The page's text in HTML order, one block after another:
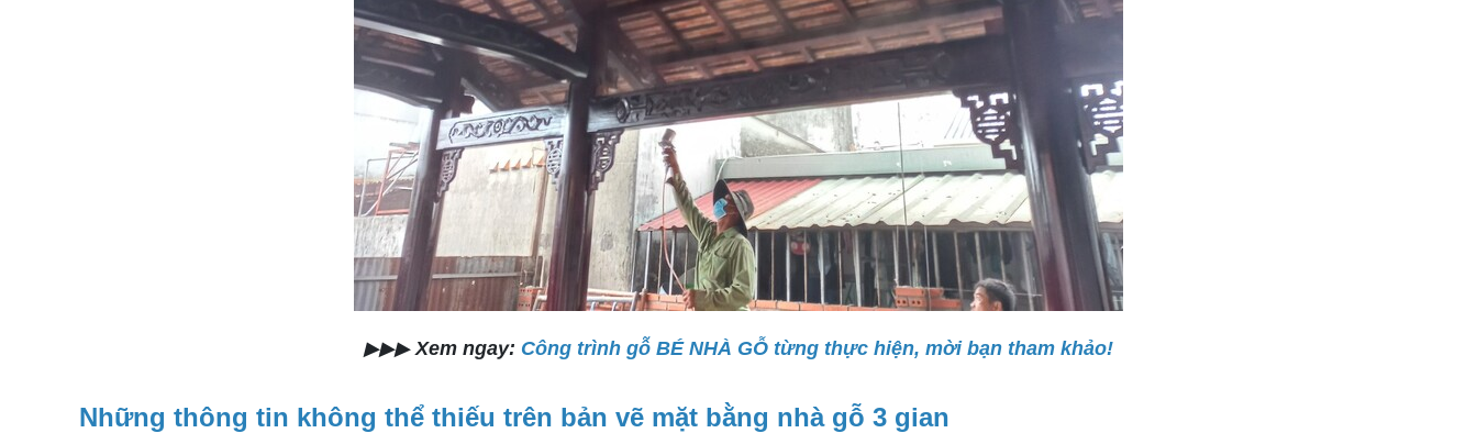
▶▶▶Xem ngay: Công trình gỗ BÉ NHÀ GỖ từng thực hiện, mời bạn tham khảo!
Những thông tin không thể thiếu trên bản vẽ mặt bằng nhà gỗ 3 gian